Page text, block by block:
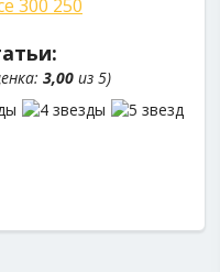
3,00из 5)